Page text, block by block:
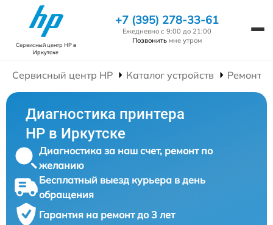
Сервисный центр HPв
Иркутске
+7 (395) 278-33-61
Ежедневно с 9:00 до 21:00
Позвонить мне утром
Сервисный центр HP Каталог устройств Ремонт
Диагностика принтера
HP в Иркутске
Диагностика за наш счет, ремонт по
желанию
Бесплатный выезд курьера в день
обращения
Гарантия на ремонт до 3 лет